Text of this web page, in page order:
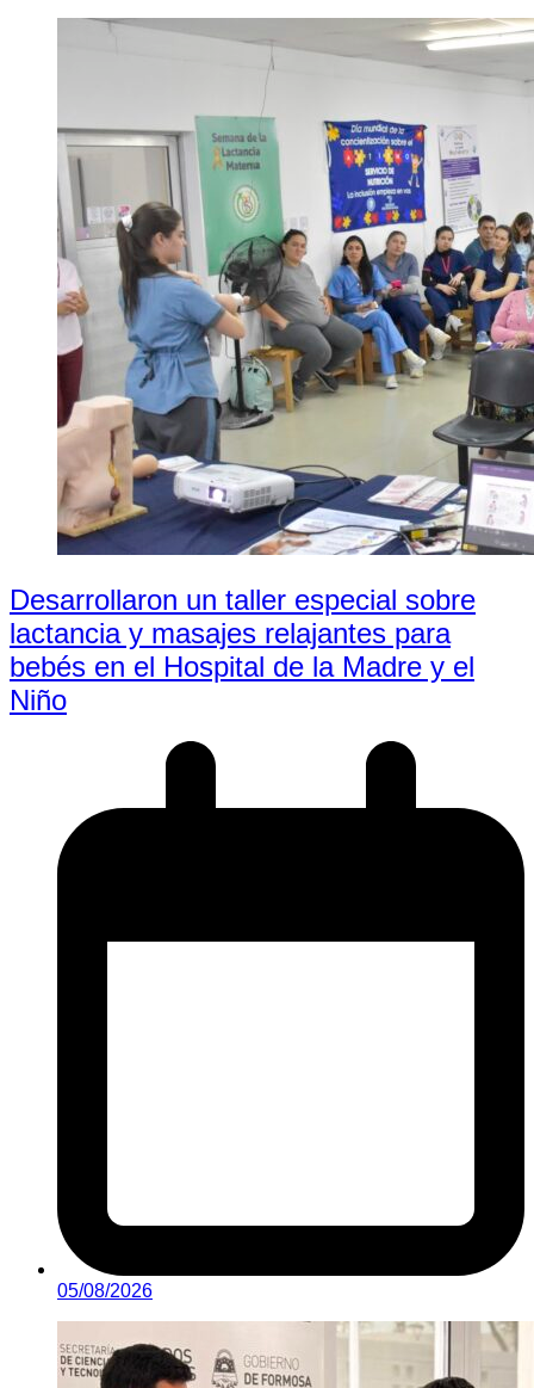
Desarrollaron un taller especial sobre
lactancia y masajes relajantes para
bebés en el Hospital de la Madre y el
Niño
05/08/2026